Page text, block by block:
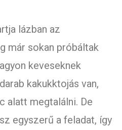
lázban az
már sokan próbáltak
keveseknek
kakukktojás van,
alatt megtalálni. De
egyszerű a feladat, így